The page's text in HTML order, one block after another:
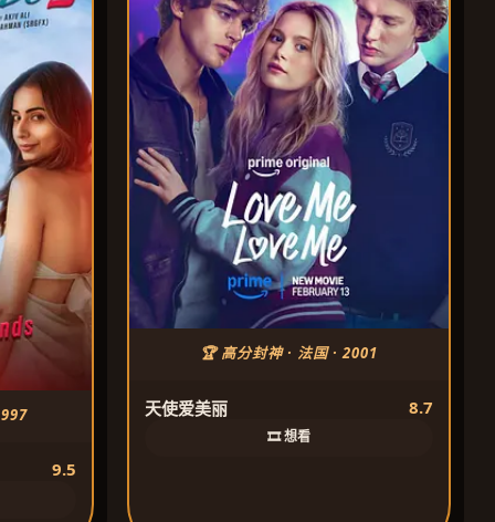
9.5
🏆 高分封神 · 法国 · 2001
天使爱美丽 8.7
🎞️ 想看